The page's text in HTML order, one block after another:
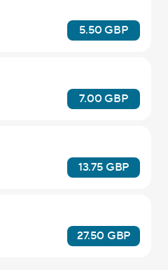
5.50 GBP
7.00 GBP
13.75 GBP
27.50 GBP